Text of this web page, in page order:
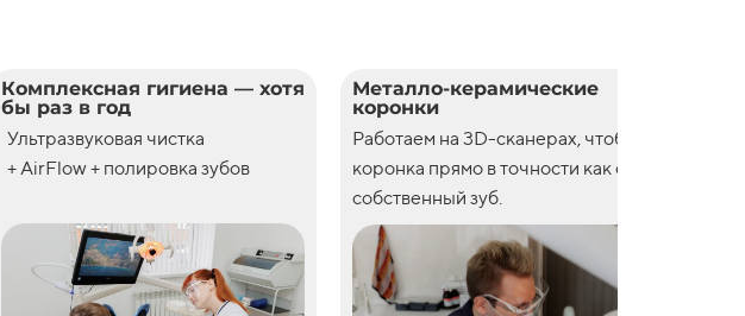
Комплексная гигиена — хотя
бы раз в год
Ультразвуковая чистка
+ AirFlow + полировка зубов
Металло-керамические
коронки
Работаем на 3D-сканерах, чтобы
коронка прямо в точности как свой
собственный зуб.